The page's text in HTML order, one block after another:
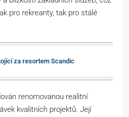
pro rekreanty, tak pro stálé
za resortem Scandic
renomovanou realitní
kvalitních projektů. Její